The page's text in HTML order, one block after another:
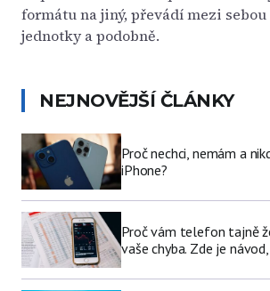
formátu na jiný, převádí mezi
jednotky a podobně.
NEJNOVĚJŠÍ ČLÁNKY
Proč nechci, nemám a
iPhone?
Proč vám telefon tajně
vaše chyba. Zde je